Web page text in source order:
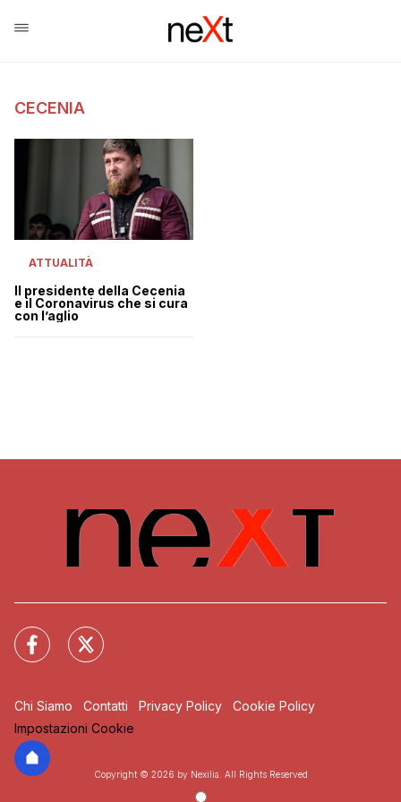
CECENIA
ATTUALITÀ
Il presidente della Cecenia
e il Coronavirus che si cura
con l’aglio
Chi Siamo Contatti Privacy Policy
Cookie Policy
Impostazioni Cookie
Copyright © 2026 by Nexilia. All Rights Reserved